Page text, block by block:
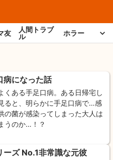
友
人間トラブ
ル
ホラー
病になった話
くある手足口病。ある日帰宅し
ると、明らかに手足口病で…感
の菌が感染ってしまった大人は
うのか…！？
ーズ No.1非常識な元彼